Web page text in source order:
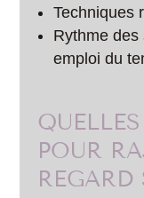
Techniques
Rythme
emploi du
POUR